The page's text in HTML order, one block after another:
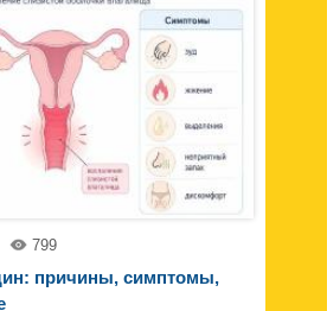
799
причины, симптомы,